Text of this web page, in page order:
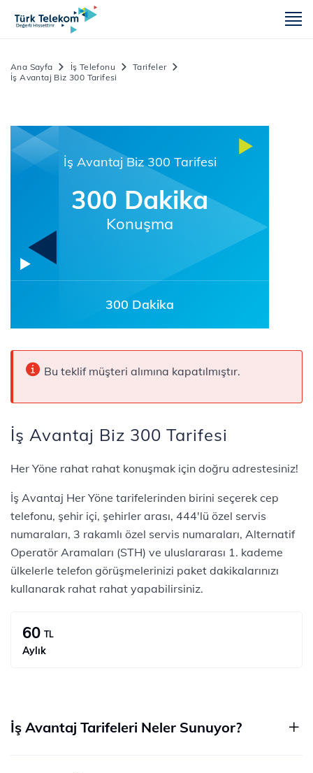
Ana Sayfa İş Telefonu
Tarifeler
İş Avantaj Biz 300 Tarifesi
İş Avantaj Biz 300 Tarifesi
300 Dakika
Konuşma
300 Dakika
Bu teklif müşteri alımına kapatılmıştır.
İş Avantaj Biz 300 Tarifesi
​​​​​​​​​​​​​Her Yöne rahat rahat konuşmak için doğru adrestesiniz!
İş Avantaj Her Yöne tarifelerinden birini seçerek cep
telefonu, şehir içi, şehirler arası, 444'lü özel servis
numaraları, 3 rakamlı özel servis numaraları, Alternatif
Operatör Aramaları (STH) ve uluslararası 1. kademe
ülkelerle telefon görüşmelerinizi paket dakikalarınızı
kullanarak rahat rahat yapabilirsiniz.
60 TL
Aylık
İş Avantaj Tarifeleri Neler Sunuyor?